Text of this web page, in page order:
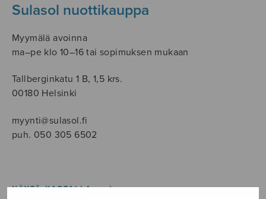
Sulasol nuottikauppa
Myymälä avoinna
ma–pe klo 10–16 tai sopimuksen mukaan
Tallberginkatu 1 B, 1,5 krs.
00180 Helsinki
myynti@sulasol.fi
puh. 050 305 6502
NÄYTÄ KARTALLA